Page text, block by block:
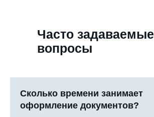
Часто задаваемые
вопросы
Сколько времени занимает
оформление документов?